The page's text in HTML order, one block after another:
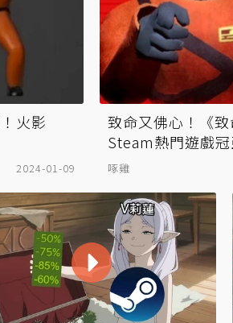
火影
2024-01-09
致命又佛心！《
Steam熱門遊戲冠
啄雞